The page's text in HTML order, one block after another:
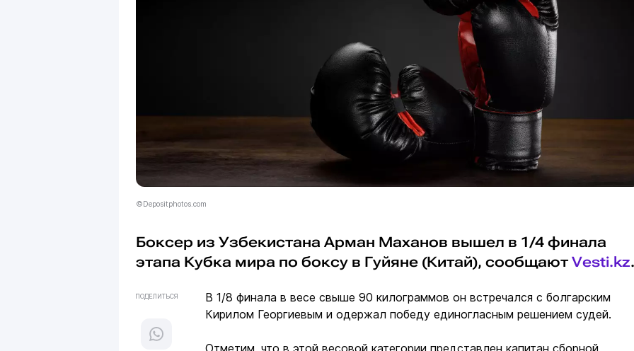
©Depositphotos.com
Боксер из Узбекистана Арман Маханов вышел в 1/4 финала
этапа Кубка мира по боксу в Гуйяне (Китай), сообщают Vesti.kz.
ПОДЕЛИТЬСЯ
В 1/8 финала в весе свыше 90 килограммов он встречался с болгарским
Кирилом Георгиевым и одержал победу единогласным решением судей.
Отметим, что в этой весовой категории представлен капитан сборной